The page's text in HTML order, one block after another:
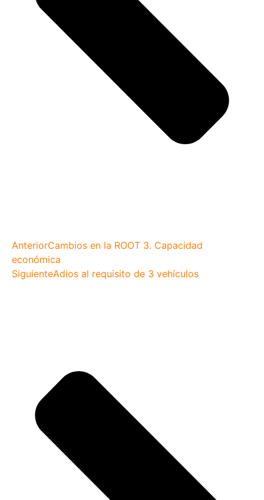
AnteriorCambios en la ROOT 3. Capacidad
económica
SiguienteAdios al requisito de 3 vehículos